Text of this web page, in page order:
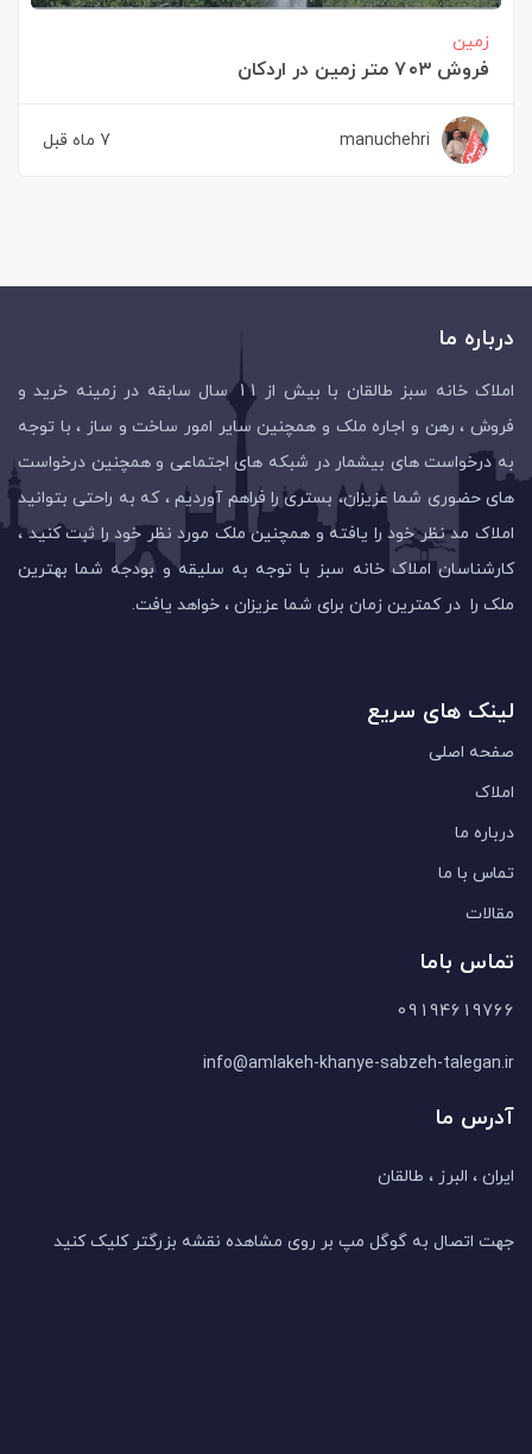
زمین
فروش ۷۰۳ متر زمین در اردکان
manuchehri 7 ماه قبل
درباره ما
املاک خانه سبز طالقان با بیش از 11 سال سابقه در زمینه خرید و
فروش ، رهن و اجاره ملک و همچنین سایر امور ساخت و ساز ، با توجه
به درخواست های بیشمار در شبکه های اجتماعی و همچنین درخواست
های حضوری شما عزیزان، بستری را فراهم آوردیم ، که به راحتی بتوانید
املاک مد نظر خود را یافته و همچنین ملک مورد نظر خود را ثبت کنید ،
کارشناسان املاک خانه سبز با توجه به سلیقه و بودجه شما بهترین
ملک را در کمترین زمان برای شما عزیزان ، خواهد یافت.
لینک های سریع
صفحه اصلی
املاک
درباره ما
تماس با ما
مقالات
تماس باما
09194619766
info@amlakeh-khanye-sabzeh-talegan.ir
آدرس ما
ایران ، البرز ، طالقان
جهت اتصال به گوگل مپ بر روی مشاهده نقشه بزرگتر کلیک کنید